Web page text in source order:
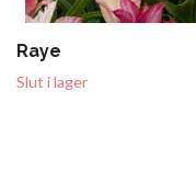
Raye
Slut i lager